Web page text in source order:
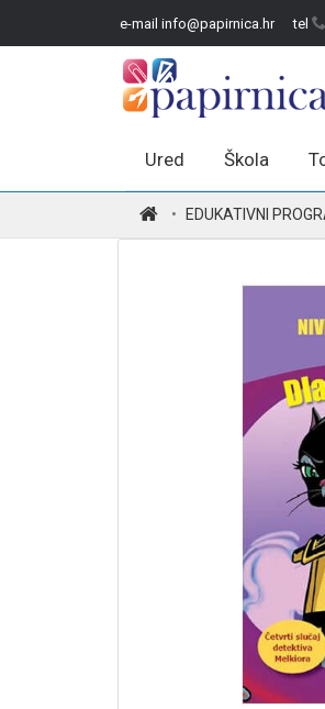
e-mail info@papirnica.hr tel
Ured Škola
EDUKATIVNI